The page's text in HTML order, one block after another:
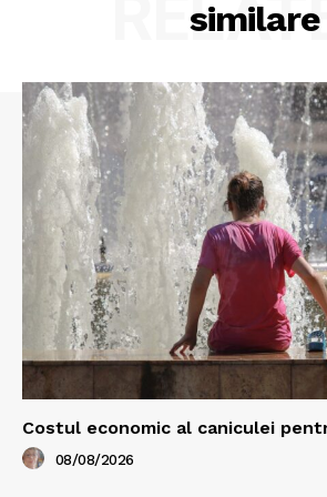
similare
Costul economic al caniculei
08/08/2026